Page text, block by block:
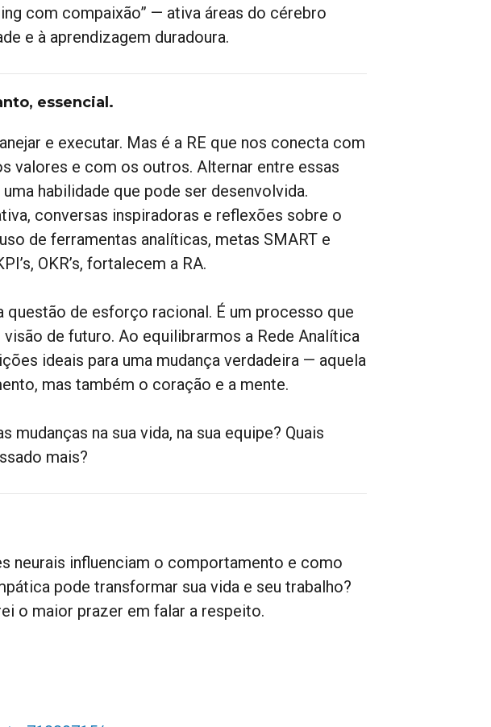
com compaixão” — ativa áreas do cérebro
e à aprendizagem duradoura.
essencial.
e executar. Mas é a RE que nos conecta com
valores e com os outros. Alternar entre essas
habilidade que pode ser desenvolvida.
conversas inspiradoras e reflexões sobre o
de ferramentas analíticas, metas SMART e
OKR’s, fortalecem a RA.
questão de esforço racional. É um processo que
de futuro. Ao equilibrarmos a Rede Analítica
ideais para uma mudança verdadeira — aquela
mas também o coração e a mente.
na sua vida, na sua equipe? Quais
mais?
neurais influenciam o comportamento e como
pode transformar sua vida e seu trabalho?
o maior prazer em falar a respeito.